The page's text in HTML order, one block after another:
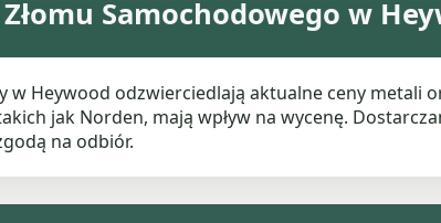
Samochodowego w
w Heywood odzwierciedlają aktualne ceny metali
jak Norden, mają wpływ na wycenę.
na odbiór.